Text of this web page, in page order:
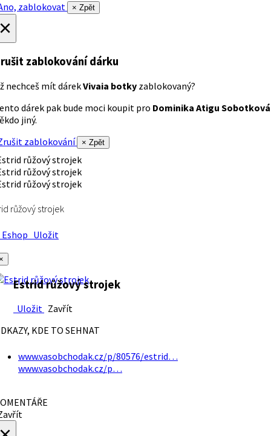
zablokovat
× Zpět
zablokování dárku
nechceš mít dárekVivaia botky zablokovaný?
dárek pak bude moci koupit pro Dominika Atigu Sobotková
jiný.
zablokování
× Zpět
růžový strojek
Uložit
Estrid růžový strojek
Uložit Zavřít
KDE TO SEHNAT
www.vasobchodak.cz/p/80576/estrid…
www.vasobchodak.cz/p…